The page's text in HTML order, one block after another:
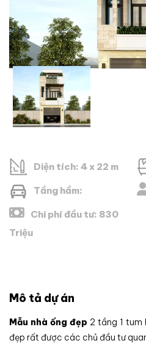
Diện tích: 4 x 22 m
Tầng hầm:
Chi phí đầu tư: 830
Triệu
Mô tả dự án
Mẫu nhà ống đẹp 2 tầng 1 tum
đẹp rất được các chủ đầu tư